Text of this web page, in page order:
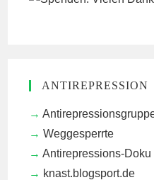
ANTIREPRESSION
Weggesperrte
Antirepressions-Doku
knast.blogsport.de